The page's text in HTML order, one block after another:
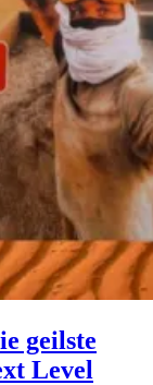
geilste
Level